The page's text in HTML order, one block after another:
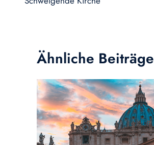
Ähnliche Beiträge